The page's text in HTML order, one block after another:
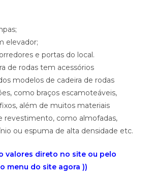
elevador;
e portas do local.
de rodas tem acessórios
modelos de cadeira de rodas
como braços escamoteáveis,
além de muitos materiais
revestimento, como almofadas,
ou espuma de alta densidade etc.
valores direto no site ou pelo
menu do site agora ))